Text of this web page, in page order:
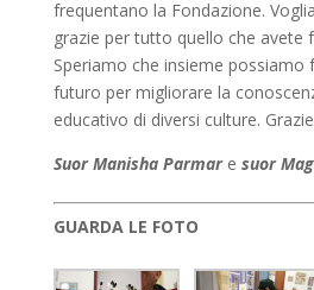
frequentano la Fondazione.
grazie per tutto quello che avete
Speriamo che insieme
futuro per migliorare la
educativo di diversi culture.
Suor Manisha Parmare suor
GUARDA LE FOTO